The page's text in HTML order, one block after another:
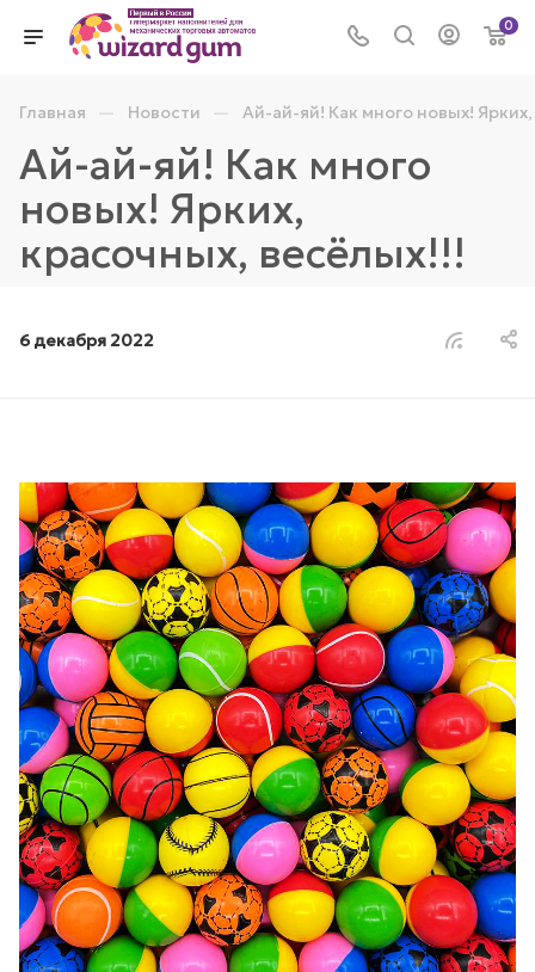
0
Главная — Новости — Ай-ай-яй! Как много новых!
Ай-ай-яй! Как много
новых! Ярких,
красочных, весёлых!!!
6 декабря 2022